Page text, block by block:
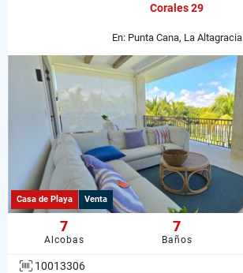
Corales 29
En: Punta Cana, La Altagracia
Casa de Playa Venta
7
Alcobas
7
Baños
10013306